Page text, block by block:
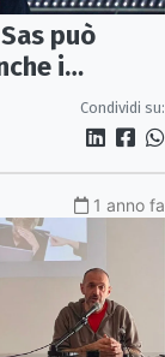
può
i
a crederci
Condividi su:
1 anno fa